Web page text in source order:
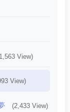
View)
View)
(2,433 View)